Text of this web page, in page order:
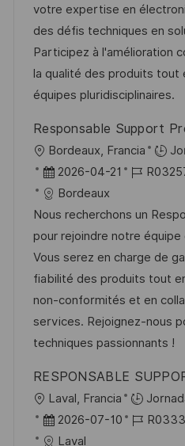
c
i
ó
n
a
d
e
p
u
l
i
c
a
c
i
ó
n
e
m
p
l
e
votre expertise en
des défis techniques en
Participez à l'amélioration
la qualité des produits tout
équipes pluridisciplinaires.
Responsable Support
U
b
c
a
c
i
ó
n
Bordeaux, Francia
F
e
c
h
a
d
e
p
u
l
i
c
2026-04-21
I
d
e
e
m
p
l
e
Bordeaux
Nous recherchons un
pour rejoindre notre équipe
Vous serez en charge de
fiabilité des produits tout
non-conformités et en
services. Rejoignez-nous
techniques passionnants !
RESPONSABLE
U
b
Laval, Francia
F
e
2026-07-10
I
Laval